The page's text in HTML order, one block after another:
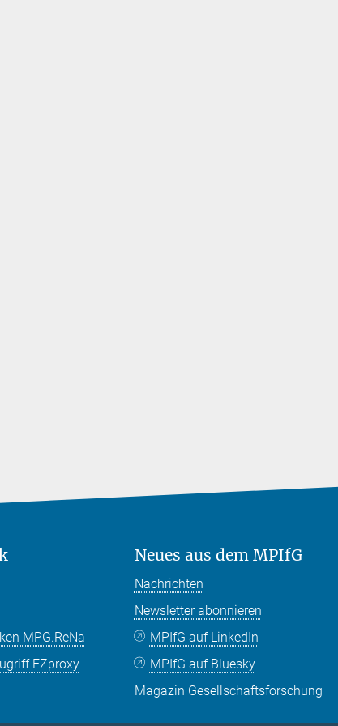
MPG.ReNa
EZproxy
Neues aus dem MPIfG
Nachrichten
Newsletter abonnieren
MPIfG auf LinkedIn
MPIfG auf Bluesky
Magazin Gesellschaftsforschung